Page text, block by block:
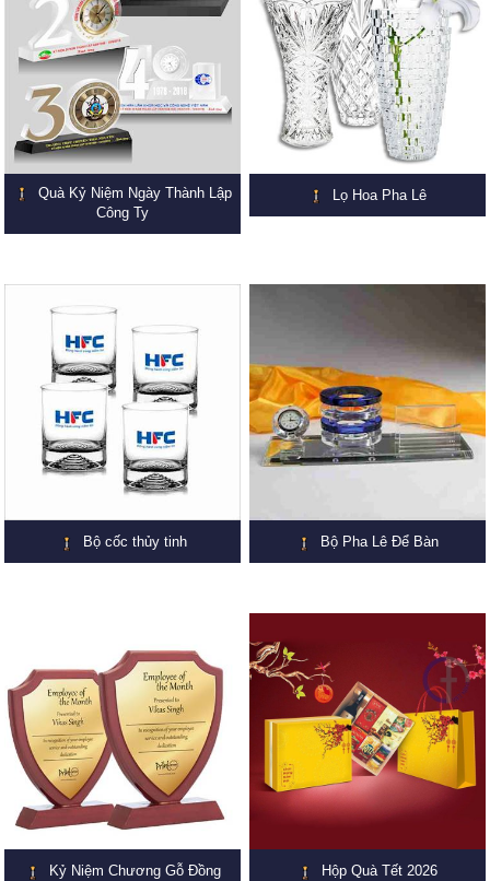
Quà Kỷ Niệm Ngày Thành Lập
Công Ty
Lọ Hoa Pha Lê
Bộ cốc thủy tinh Bộ Pha Lê Để Bàn
Kỷ Niệm Chương Gỗ Đồng Hộp Quà Tết 2026